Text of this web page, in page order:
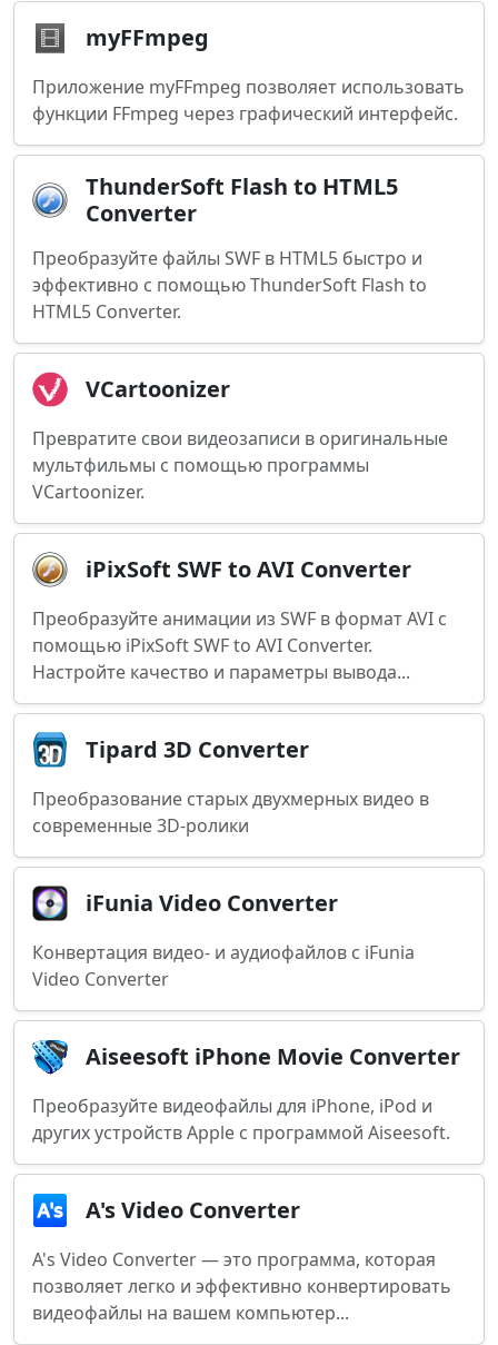
myFFmpeg
Приложение myFFmpeg позволяет использовать
функции FFmpeg через графический интерфейс.
ThunderSoft Flash to HTML5
Converter
Преобразуйте файлы SWF в HTML5 быстро и
эффективно с помощью ThunderSoft Flash to
HTML5 Converter.
VCartoonizer
Превратите свои видеозаписи в оригинальные
мультфильмы с помощью программы
VCartoonizer.
iPixSoft SWF to AVI Converter
Преобразуйте анимации из SWF в формат AVI с
помощью iPixSoft SWF to AVI Converter.
Настройте качество и параметры вывода...
Tipard 3D Converter
Преобразование старых двухмерных видео в
современные 3D-ролики
iFunia Video Converter
Конвертация видео- и аудиофайлов с iFunia
Video Converter
Aiseesoft iPhone Movie Converter
Преобразуйте видеофайлы для iPhone, iPod и
других устройств Apple с программой Aiseesoft.
A's Video Converter
A's Video Converter — это программа, которая
позволяет легко и эффективно конвертировать
видеофайлы на вашем компьютер...